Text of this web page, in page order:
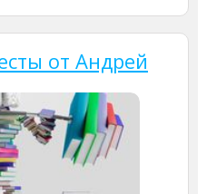
от Андрей